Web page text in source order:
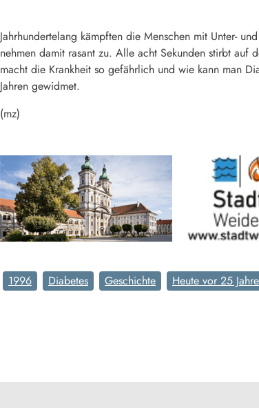
Jahrhundertelang kämpften die Menschen mit Unter-
nehmen damit rasant zu. Alle acht Sekunden stirbt
macht die Krankheit so gefährlich und wie kann man
Jahren gewidmet.
(mz)
1996 Diabetes Geschichte Heute vor 25